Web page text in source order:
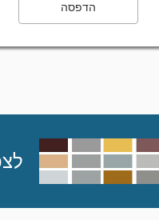
הדפסה